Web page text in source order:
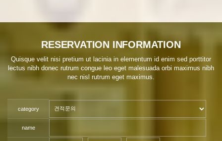
RESERVATION INFORMATION
Quisque velit nisi pretium ut lacinia in elementum id enim sed porttitor
lectus nibh donec rutrum congue leo eget malesuada orbi maximus nibh
nec nisl rutrum eget maximus.
category
name